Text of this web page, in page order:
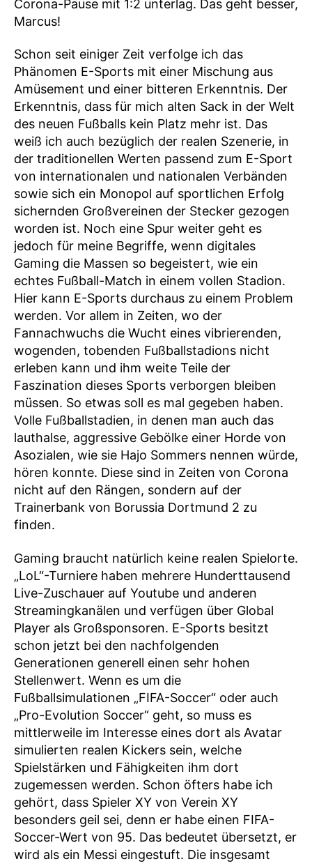
Corona-Pause mit 1:2 unterlag. Das geht besser,
Marcus!
Schon seit einiger Zeit verfolge ich das
Phänomen E-Sports mit einer Mischung aus
Amüsement und einer bitteren Erkenntnis. Der
Erkenntnis, dass für mich alten Sack in der Welt
des neuen Fußballs kein Platz mehr ist. Das
weiß ich auch bezüglich der realen Szenerie, in
der traditionellen Werten passend zum E-Sport
von internationalen und nationalen Verbänden
sowie sich ein Monopol auf sportlichen Erfolg
sichernden Großvereinen der Stecker gezogen
worden ist. Noch eine Spur weiter geht es
jedoch für meine Begriffe, wenn digitales
Gaming die Massen so begeistert, wie ein
echtes Fußball-Match in einem vollen Stadion.
Hier kann E-Sports durchaus zu einem Problem
werden. Vor allem in Zeiten, wo der
Fannachwuchs die Wucht eines vibrierenden,
wogenden, tobenden Fußballstadions nicht
erleben kann und ihm weite Teile der
Faszination dieses Sports verborgen bleiben
müssen. So etwas soll es mal gegeben haben.
Volle Fußballstadien, in denen man auch das
lauthalse, aggressive Gebölke einer Horde von
Asozialen, wie sie Hajo Sommers nennen würde,
hören konnte. Diese sind in Zeiten von Corona
nicht auf den Rängen, sondern auf der
Trainerbank von Borussia Dortmund 2 zu
finden.
Gaming braucht natürlich keine realen Spielorte.
„LoL“-Turniere haben mehrere Hunderttausend
Live-Zuschauer auf Youtube und anderen
Streamingkanälen und verfügen über Global
Player als Großsponsoren. E-Sports besitzt
schon jetzt bei den nachfolgenden
Generationen generell einen sehr hohen
Stellenwert. Wenn es um die
Fußballsimulationen „FIFA-Soccer“ oder auch
„Pro-Evolution Soccer“ geht, so muss es
mittlerweile im Interesse eines dort als Avatar
simulierten realen Kickers sein, welche
Spielstärken und Fähigkeiten ihm dort
zugemessen werden. Schon öfters habe ich
gehört, dass Spieler XY von Verein XY
besonders geil sei, denn er habe einen FIFA-
Soccer-Wert von 95. Das bedeutet übersetzt, er
wird als ein Messi eingestuft. Die insgesamt